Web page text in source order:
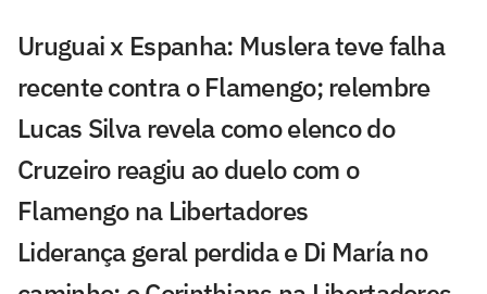
Uruguai x Espanha: Muslera teve falha
recente contra o Flamengo; relembre
Lucas Silva revela como elenco do
Cruzeiro reagiu ao duelo com o
Flamengo na Libertadores
Liderança geral perdida e Di María no